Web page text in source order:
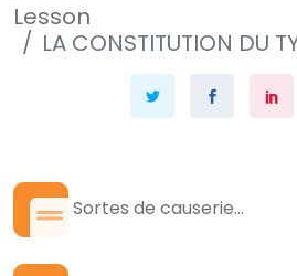
Lesson
LA CONSTITUTION DU
Sortes de causerie...